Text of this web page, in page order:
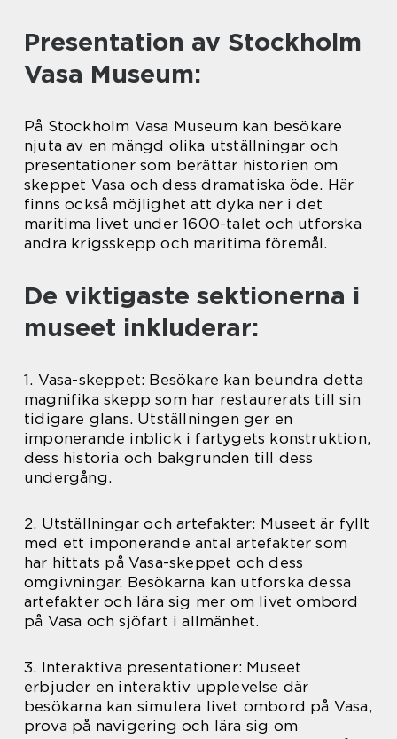
Presentation av Stockholm
Vasa Museum:
På Stockholm Vasa Museum kan besökare
njuta av en mängd olika utställningar och
presentationer som berättar historien om
skeppet Vasa och dess dramatiska öde. Här
finns också möjlighet att dyka ner i det
maritima livet under 1600-talet och utforska
andra krigsskepp och maritima föremål.
De viktigaste sektionerna i
museet inkluderar:
1. Vasa-skeppet: Besökare kan beundra detta
magnifika skepp som har restaurerats till sin
tidigare glans. Utställningen ger en
imponerande inblick i fartygets konstruktion,
dess historia och bakgrunden till dess
undergång.
2. Utställningar och artefakter: Museet är fyllt
med ett imponerande antal artefakter som
har hittats på Vasa-skeppet och dess
omgivningar. Besökarna kan utforska dessa
artefakter och lära sig mer om livet ombord
på Vasa och sjöfart i allmänhet.
3. Interaktiva presentationer: Museet
erbjuder en interaktiv upplevelse där
besökarna kan simulera livet ombord på Vasa,
prova på navigering och lära sig om